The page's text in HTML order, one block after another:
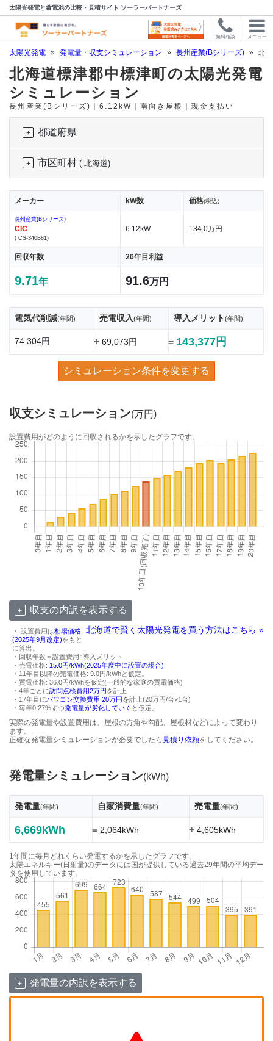
太陽光発電と蓄電池の比較・見積サイト ソーラーパートナーズ
無料相談 メニュー
太陽光発電 » 発電量・収支シミュレーション » 長州産業(Bシリーズ) » 北
北海道標津郡中標津町の太陽光発電
シミュレーション
長州産業(Bシリーズ)｜6.12kW｜南向き屋根｜現金支払い
都道府県
市区町村 ( 北海道)
メーカー kW数 価格(税込)
長州産業(Bシリーズ)
CIC
( CS-340B81)
6.12kW 134.0万円
回収年数 20年目利益
9.71年 91.6万円
電気代削減(年間) 売電収入(年間) 導入メリット(年間)
74,304円 +69,073円 = 143,377円
シミュレーション条件を変更する
収支シミュレーション(万円)
設置費用がどのように回収されるかを示したグラフです。
収支の内訳を表示する
北海道で賢く太陽光発電を買う方法はこちら »
・ 設置費用は相場価格
(2025年9月改定)をもと
に算出。
・回収年数＝設置費用÷導入メリット
・売電価格: 15.0円/kWh(2025年度中に設置の場合)
・11年目以降の売電価格: 9.0円/kWhと仮定。
・買電価格: 36.0円/kWhを仮定(一般的な家庭の買電価格)
・4年ごとに訪問点検費用2万円を計上
・17年目にパワコン交換費用 20万円を計上(20万円/台×1台)
・毎年0.27%ずつ発電量が劣化していく と仮定。
実際の発電量や設置費用は、屋根の方角や勾配、屋根材などによって変わり
ます。
正確な発電量シミュレーションが必要でしたら 見積り依頼をしてください。
発電量シミュレーション(kWh)
発電量(年間) 自家消費量(年間) 売電量(年間)
6,669kWh =2,064kWh +4,605kWh
1年間に毎月どれくらい発電するかを示したグラフです。
太陽エネルギー(日射量)のデータには国が提供している過去29年間の平均デー
タを使用しています。
発電量の内訳を表示する